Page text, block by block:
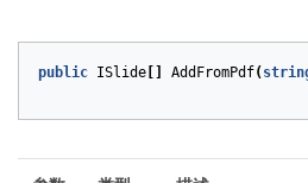
public ISlide AddFromPdf(